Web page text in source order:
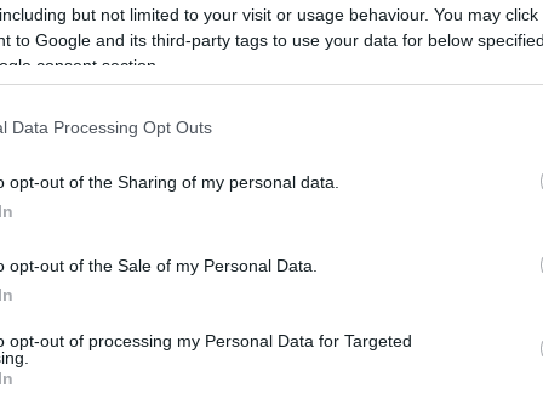
but not limited to your visit or usage behaviour. You may
to Google and its third-party tags to use your data for below
consent section.
Data Processing Opt Outs
opt-out of the Sharing of my personal data.
opt-out of the Sale of my Personal Data.
opt-out of processing my Personal Data for Targeted
παραμένει ιδιαίτερα αρνητική, καθώς
ανοδικά, 97 υποχωρούν και 11
στα 86,21 εκατ. ευρώ, εκ των οποίων τα
αφορούν προσυμφωνημένες συναλλαγές
η συνολική κεφαλαιοποίηση της αγοράς